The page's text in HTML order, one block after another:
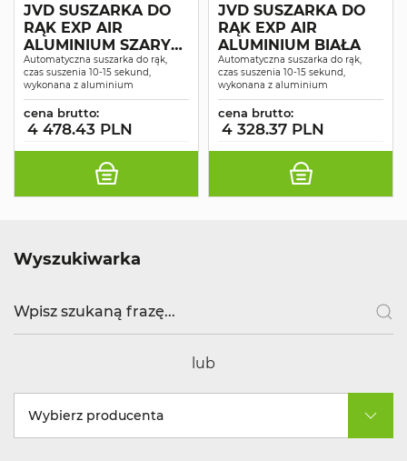
JVD SUSZARKA DO
RĄK EXP AIR
ALUMINIUM SZARY
METALIK
Automatyczna suszarka do rąk,
czas suszenia 10-15 sekund,
wykonana z aluminium
cena brutto:
4 478.43 PLN
JVD SUSZARKA DO
RĄK EXP AIR
ALUMINIUM BIAŁA
Automatyczna suszarka do rąk,
czas suszenia 10-15 sekund,
wykonana z aluminium
cena brutto:
4 328.37 PLN
Wyszukiwarka
lub
Wybierz producenta